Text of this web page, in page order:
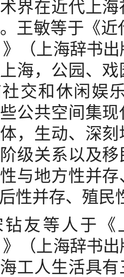
在近代上海
王敏等于《
（上海辞书
海，公园、
交和休闲娱
公共空间集
，生动、深
级关系以及
与地方性并
性并存、殖民
等人于《
（上海辞书
工人生活具